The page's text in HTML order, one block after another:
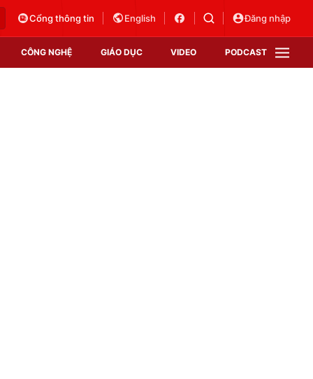
Cổng thông tin English Đăng nhập
CÔNG NGHỆ GIÁO DỤC VIDEO PODCAST